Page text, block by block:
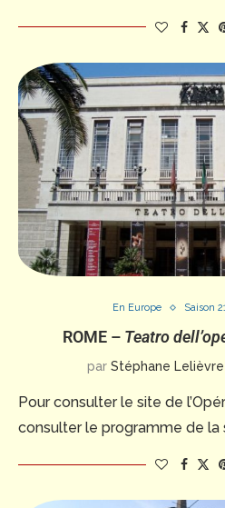
En Europe Saison
ROME – Teatro
par Stéphane Lelièvre
Pour consulter le site de
consulter le programme de la